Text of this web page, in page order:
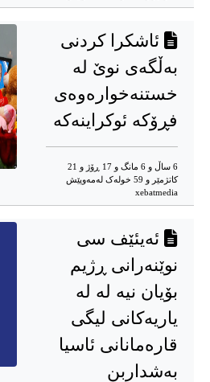
ئاشکرا کردنی
به‌ڵگه‌ی نوێ له‌
خستنه‌خواره‌وه‌ی
فڕۆکه‌ ئوکراینه‌که‌
6 ساڵ و 6 مانگ و 17 ڕۆژ و 21
کاتژمێر و 59 خوله‌ک له‌مه‌وپێش‌
xebatmedia
ئەیئێف سی
نوێنه‌رانی ڕژیم
بۆیان نیه‌ له‌ لە
یاریەکانی لیگی
قارەمانانی ئاسیا
به‌شداربن